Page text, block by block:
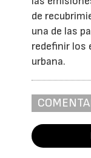
de
una de las
redefinir los
urbana.